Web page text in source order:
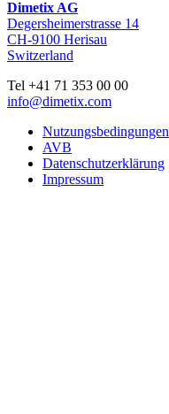
Dimetix AG
Degersheimerstrasse 14
CH-9100 Herisau
Switzerland
Tel +41 71 353 00 00
info@dimetix.com
Nutzungsbedingungen
AVB
Datenschutzerklärung
Impressum